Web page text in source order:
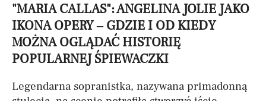
"MARIA CALLAS": ANGELINA JOLIE JAKO
IKONA OPERY – GDZIE I OD KIEDY
MOŻNA OGLĄDAĆ HISTORIĘ
POPULARNEJ ŚPIEWACZKI
Legendarna sopranistka, nazywana primadonną